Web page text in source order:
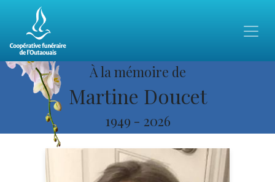
À la mémoire de
Martine Doucet
1949 - 2026